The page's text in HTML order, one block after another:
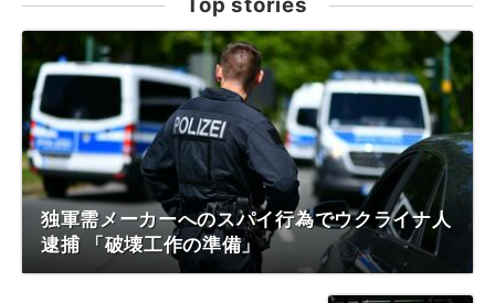
独軍需メーカーへのスパイ行為でウクライナ人
逮捕 「破壊工作の準備」